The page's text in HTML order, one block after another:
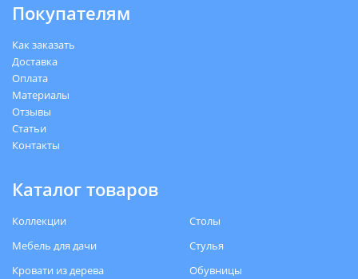
Покупателям
Как заказать
Доставка
Оплата
Материалы
Отзывы
Статьи
Контакты
Каталог товаров
Коллекции
Мебель для дачи
Кровати из дерева
Столы
Стулья
Обувницы